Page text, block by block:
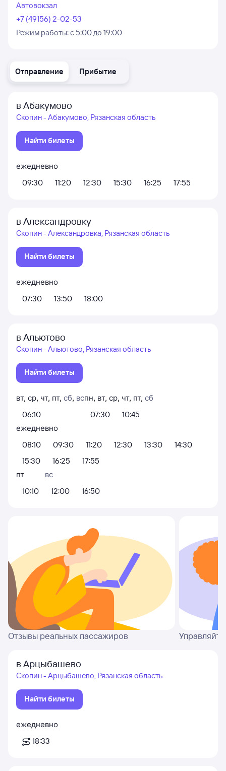
Отправление Прибытие
в Абакумово
Скопин - Абакумово, Рязанская область
Найти билеты
ежедневно
09:30
11:20 12:30 15:30 16:25 17:55
в Александровку
Скопин - Александровка, Рязанская область
Найти билеты
ежедневно
07:30
13:50 18:00
в Альютово
Скопин - Альютово, Рязанская область
Найти билеты
вт, ср, чт, пт, сб, вс
06:10
пн, вт, ср, чт, пт, сб
07:30
10:45
ежедневно
08:10
09:30 11:20 12:30 13:30
14:30
15:30
16:25
17:55
пт
10:10
вс
12:00
16:50
Отзывы реальных пассажиров
в Арцыбашево
Скопин - Арцыбашево, Рязанская область
Найти билеты
ежедневно
18:33
Автовокзал
+7 (49156) 2-02-53
Режим работы:с 5:00 до 19:00